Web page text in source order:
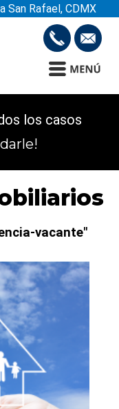
San Rafael, CDMX
los casos
vacante"